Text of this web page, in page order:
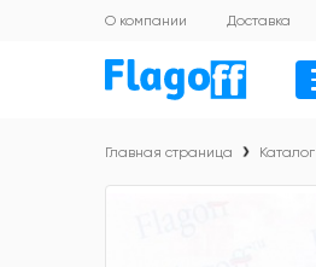
О компании Доставка
Главная страница Каталог